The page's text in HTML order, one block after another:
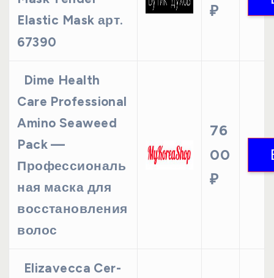
Elastic Mask арт.
67390
₽
Dime Health
Care Professional
Amino Seaweed
Pack —
Профессиональ
ная маска для
восстановления
волос
76
00
₽
Elizavecca Cer-